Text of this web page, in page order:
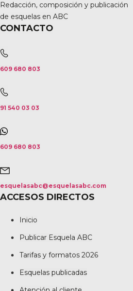
Redacción, composición y publicación
de esquelas en ABC
CONTACTO
609 680 803
91 540 03 03
609 680 803
esquelasabc@esquelasabc.com
ACCESOS DIRECTOS
Inicio
Publicar Esquela ABC
Tarifas y formatos 2026
Esquelas publicadas